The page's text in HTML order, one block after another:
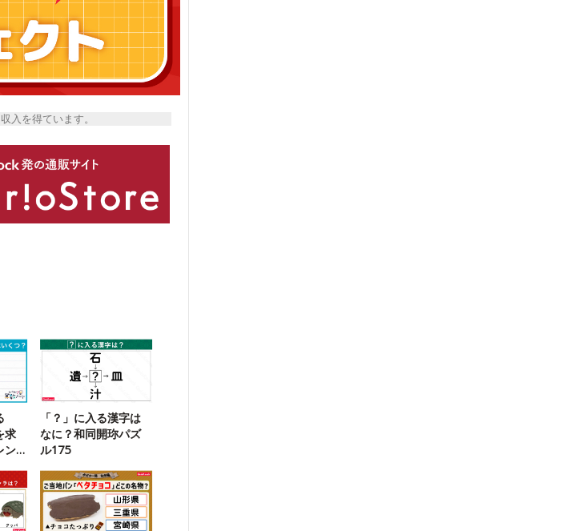
入を得ています。
求
ン
「？」に入る漢字は
なに？和同開珎パズ
ル175